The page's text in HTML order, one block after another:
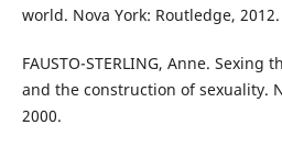
world. Nova York: Routledge, 2012.
FAUSTO-STERLING, Anne.
and the construction of sexuality.
2000.